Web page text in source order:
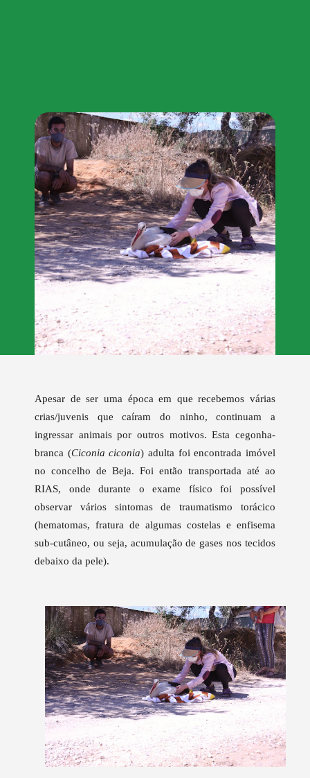
Apesar de ser uma época em que recebemos várias
crias/juvenis que caíram do ninho, continuam a
ingressar animais por outros motivos. Esta cegonha-
branca (Ciconia ciconia) adulta foi encontrada imóvel
no concelho de Beja. Foi então transportada até ao
RIAS, onde durante o exame físico foi possível
observar vários sintomas de traumatismo torácico
(hematomas, fratura de algumas costelas e enfisema
sub-cutâneo, ou seja, acumulação de gases nos tecidos
debaixo da pele).